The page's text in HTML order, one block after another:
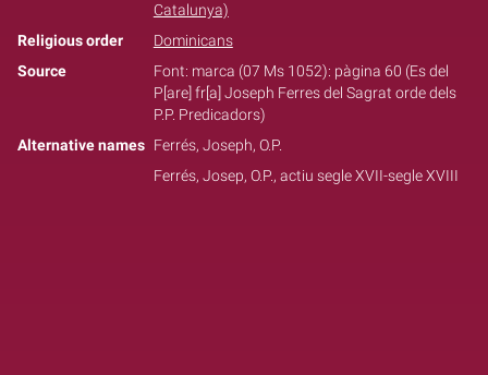
Catalunya)
Religious order
Dominicans
Source
Font: marca (07 Ms 1052): pàgina 60 (Es del
P[are] fr[a] Joseph Ferres del Sagrat orde dels
P.P. Predicadors)
Alternative names Ferrés, Joseph, O.P.
Ferrés, Josep, O.P., actiu segle XVII-segle XVIII